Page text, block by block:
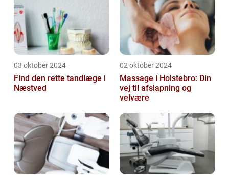
03 oktober 2024
Find den rette tandlæge i
Næstved
02 oktober 2024
Massage i Holstebro: Din
vej til afslapning og
velvære